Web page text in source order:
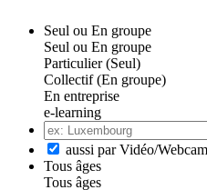
Seul ou En groupe
Seul ou En groupe
Particulier (Seul)
Collectif (En groupe)
En entreprise
e-learning
aussi par Vidéo/Webcam
Tous âges
Tous âges